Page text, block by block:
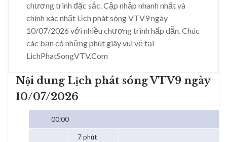
chương trình đặc sắc. Cập nhập nhanh nhất và
chính xác nhất Lịch phát sóng VTV9 ngày
10/07/2026 với nhiều chương trình hấp dẫn. Chúc
các bạn có những phút giây vui vẻ tại
LichPhatSongVTV.Com
Nội dung Lịch phát sóng VTV9 ngày
10/07/2026
00:00
7 phút